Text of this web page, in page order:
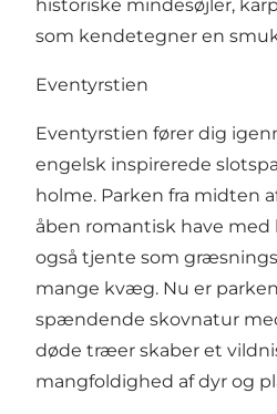
historiske mindesøjler,
som kendetegner en
Eventyrstien
Eventyrstien fører dig
engelsk inspirerede
holme. Parken fra midten
åben romantisk have
også tjente som
mange kvæg. Nu er
spændende skovnatur
døde træer skaber et
mangfoldighed af dyr og